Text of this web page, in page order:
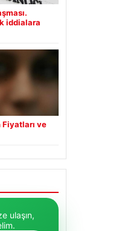
iddialara
Fiyatları ve
ulaşın,